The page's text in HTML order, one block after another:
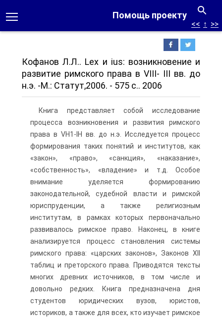
Помощь проекту
<< ↑ >>
Кофанов Л.Л.. Lex и ius: возникновение и
развитие римского права в VIII- III вв. до
н.э. -М.: Статут,2006. - 575 с.. 2006
Книга представляет собой исследование
процесса возникновения и развития римского
права в VH1-IH вв. до н.э. Исследуется процесс
формирования таких понятий и институтов, как
«закон», «право», «санкция», «наказание»,
«собственность», «владение» и т.д. Особое
внимание уделяется формированию
законодательной, судебной власти и римской
юриспруденции, а также религиозным
институтам, в рамках которых первоначально
развивалось римское право. Наконец, в книге
анализируется процесс становления системы
римского права: «царских законов», Законов XII
таблиц и преторского права. Приводятся тексты
многих древних источников, в том числе и
довольно редких. Книга предназначена дня
студентов юридических вузов, юристов,
историков, а также для всех, кто изучает римское